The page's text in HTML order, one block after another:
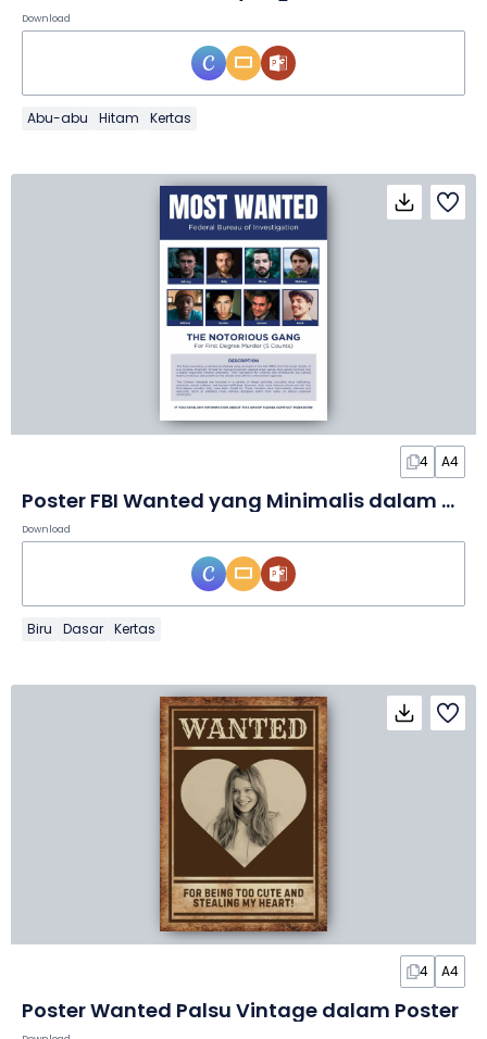
Download
Abu-abu Hitam Kertas
4 A4
Poster FBI Wanted yang Minimalis dalam Slide
Download
Biru Dasar Kertas
4 A4
Poster Wanted Palsu Vintage dalam Poster